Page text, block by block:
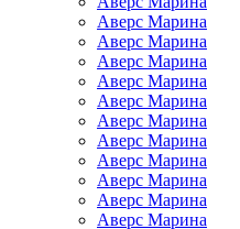
Аверс Марина
Аверс Марина
Аверс Марина
Аверс Марина
Аверс Марина
Аверс Марина
Аверс Марина
Аверс Марина
Аверс Марина
Аверс Марина
Аверс Марина